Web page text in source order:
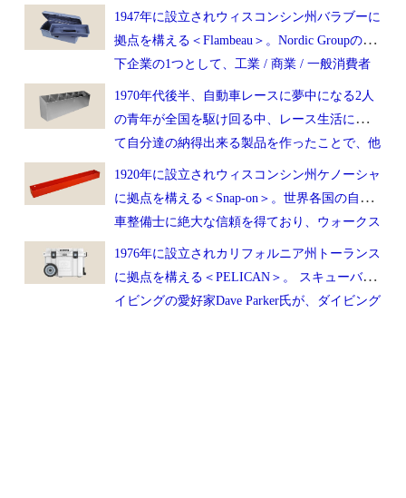
けとなりRyan and Roy Seiders両氏（兄弟）によ
って設立されアウトドアの愛好家をターゲット
に＜high-end＞なクーラーボックス市場を確
1947年に設立されウィスコンシン州バラブーに
拠点を構える＜Flambeau＞。Nordic Groupの傘
下企業の1つとして、工業 / 商業 / 一般消費者
に向けた硬化プラスチック製の保管ケースを中
心に販売しており様々な製品を展開。
1970年代後半、自動車レースに夢中になる2人
の青年が全国を駆け回る中、レース生活におい
て自分達の納得出来る製品を作ったことで、他
のレース仲間の間で評判となり、1982年＜Pit
Pal Products＞が誕生。現在は600以上の製品を
世界中で販売。
1920年に設立されウィスコンシン州ケノーシャ
に拠点を構える＜Snap-on＞。世界各国の自動
車整備士に絶大な信頼を得ており、ウォークス
ルータイプの車を改造した移動式店舗（スナッ
プオン・バンセリングと呼ばれている）による
販売形態が特徴。
1976年に設立されカリフォルニア州トーランス
に拠点を構える＜PELICAN＞。 スキューバダ
イビングの愛好家Dave Parker氏が、ダイビング